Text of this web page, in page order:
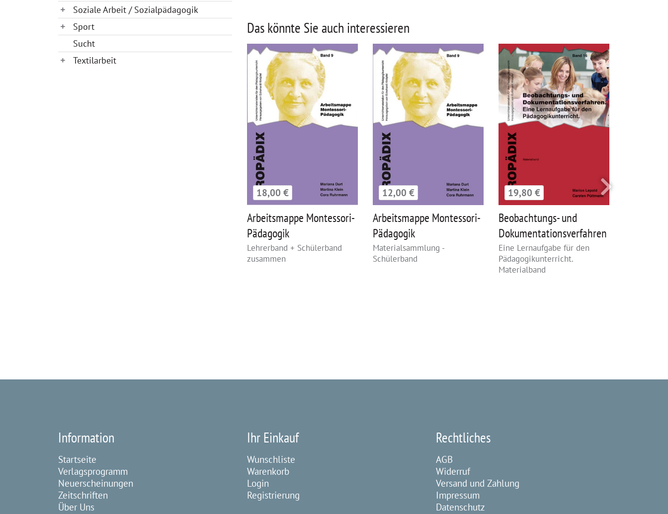
Das könnte Sie auch interessieren
18,00 €
Arbeitsmappe Montessori-
Pädagogik
Lehrerband + Schülerband
zusammen
12,00 €
Arbeitsmappe Montessori-
Pädagogik
Materialsammlung -
Schülerband
19,80 €
Beobachtungs- und
Dokumentationsverfahren
Eine Lernaufgabe für den
Pädagogikunterricht.
Materialband
Soziale Arbeit / Sozialpädagogik
Sport
Sucht
Textilarbeit
Information
Startseite
Verlagsprogramm
Neuerscheinungen
Zeitschriften
Über Uns
Ihr Einkauf
Wunschliste
Warenkorb
Login
Registrierung
Rechtliches
AGB
Widerruf
Versand und Zahlung
Impressum
Datenschutz